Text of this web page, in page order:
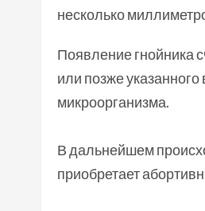
несколько
Появление гнойника
или позже
микроорганизма.
В дальнейшем
приобретает